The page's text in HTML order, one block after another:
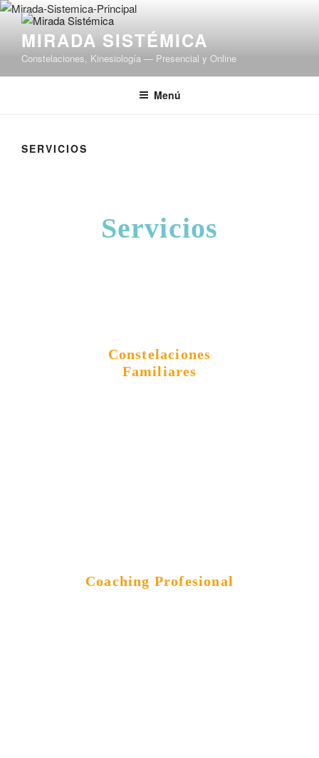
MIRADA SISTÉMICA
Constelaciones, Kinesiología — Presencial y Online
Menú
SERVICIOS
Servicios
Constelaciones
Familiares
Coaching Profesional